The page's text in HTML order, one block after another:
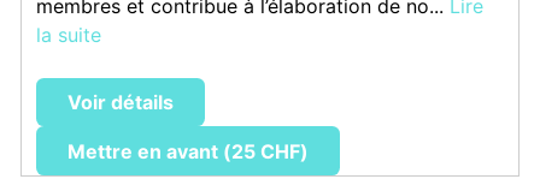
membres et contribue à l’élaboration de no... Lire
la suite
Voir détails
Mettre en avant (25 CHF)